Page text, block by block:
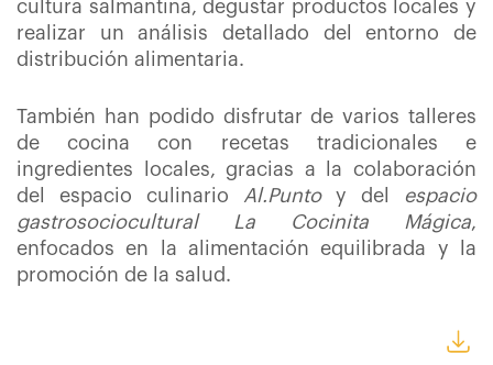
cultura salmantina, degustar productos locales y
realizar un análisis detallado del entorno de
distribución alimentaria.
También han podido disfrutar de varios talleres
de cocina con recetas tradicionales e
ingredientes locales, gracias a la colaboración
del espacio culinario Al.Puntoy del
espacio
gastrosociocultural La Cocinita Mágica,
enfocados en la alimentación equilibrada y la
promoción de la salud.